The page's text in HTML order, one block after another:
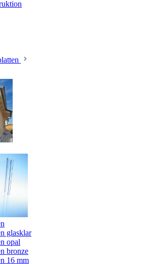
glasklar
opal
bronze
16 mm